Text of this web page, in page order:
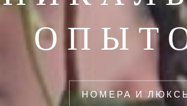
НОМЕРА И